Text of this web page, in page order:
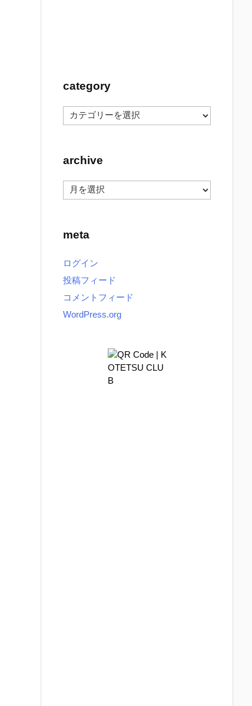
category
a
g
y
archive
r
i
e
meta
ログイン
投稿フィード
コメントフィード
WordPress.org